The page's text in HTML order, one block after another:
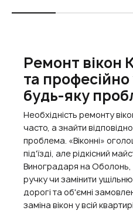
Ремонт вікон
та
будь-яку
Необхідність ремонту
часто, а знайти
проблема. «Віконні»
під'їзді, але рідкісний
Виноградаря на
ручку чи замінити
дорогі та об'ємні
заміна вікон у всій